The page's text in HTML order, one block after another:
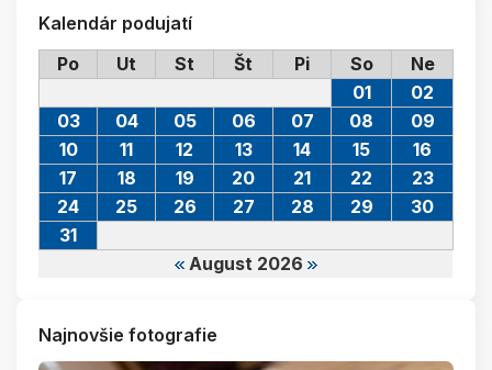
Kalendár podujatí
Po
Ut St Št Pi So Ne
August 2026
01
02
03
04 05 06 07 08
09
10
11 12 13 14 15
16
17
18 19 20 21 22
23
24
25 26 27 28 29
30
31
Najnovšie fotografie